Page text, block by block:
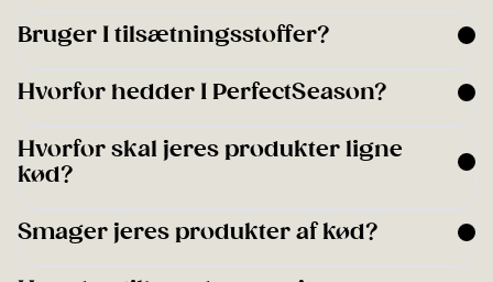
Bruger I tilsætningsstoffer?
Hvorfor hedder I PerfectSeason?
Hvorfor skal jeres produkter ligne
kød?
Smager jeres produkter af kød?